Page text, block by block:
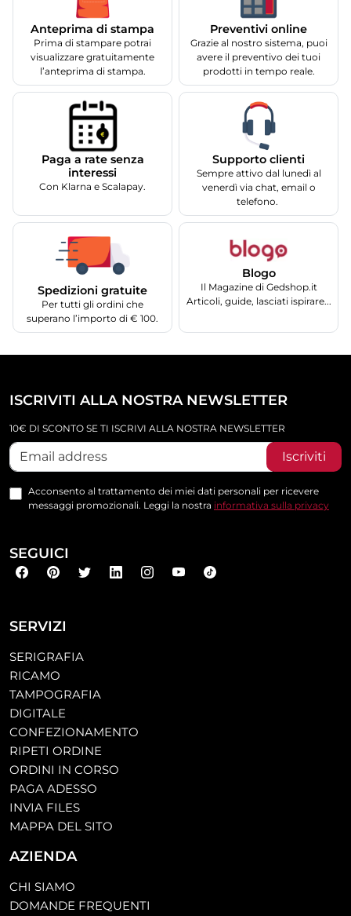
Anteprima di stampa
Prima di stampare potrai
visualizzare gratuitamente
l’anteprima di stampa.
Preventivi online
Grazie al nostro sistema, puoi
avere il preventivo dei tuoi
prodotti in tempo reale.
Paga a rate senza
interessi
Con Klarna e Scalapay.
Supporto clienti
Sempre attivo dal lunedì al
venerdì via chat, email o
telefono.
Spedizioni gratuite
Per tutti gli ordini che
superano l’importo di € 100.
Blogo
Il Magazine di Gedshop.it
Articoli, guide, lasciati ispirare...
SERVIZI
SERIGRAFIA
RICAMO
TAMPOGRAFIA
DIGITALE
CONFEZIONAMENTO
RIPETI ORDINE
ORDINI IN CORSO
PAGA ADESSO
INVIA FILES
MAPPA DEL SITO
AZIENDA
CHI SIAMO
DOMANDE FREQUENTI
ISCRIVITI ALLA NOSTRA NEWSLETTER
10€ DI SCONTO SE TI ISCRIVI ALLA NOSTRA NEWSLETTER
Iscriviti
Acconsento al trattamento dei miei dati personali per ricevere
messaggi promozionali. Leggi la nostra informativa sulla privacy
SEGUICI